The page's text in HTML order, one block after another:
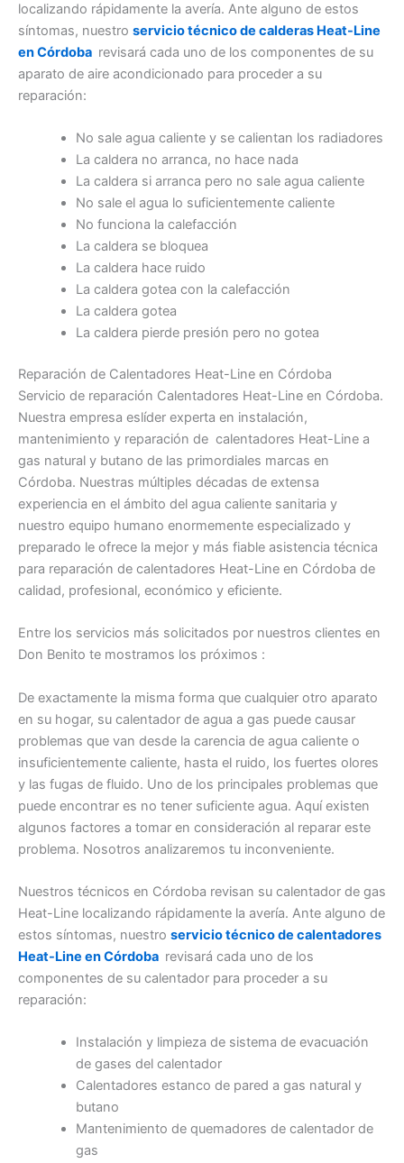
localizando rápidamente la avería. Ante alguno de estos
síntomas, nuestro servicio técnico de calderas Heat-Line
en Córdoba revisará cada uno de los componentes de su
aparato de aire acondicionado para proceder a su
reparación:
No sale agua caliente y se calientan los radiadores
La caldera no arranca, no hace nada
La caldera si arranca pero no sale agua caliente
No sale el agua lo suficientemente caliente
No funciona la calefacción
La caldera se bloquea
La caldera hace ruido
La caldera gotea con la calefacción
La caldera gotea
La caldera pierde presión pero no gotea
Reparación de Calentadores Heat-Line en Córdoba
Servicio de reparación Calentadores Heat-Line en Córdoba.
Nuestra empresa eslíder experta en instalación,
mantenimiento y reparación de calentadores Heat-Line a
gas natural y butano de las primordiales marcas en
Córdoba. Nuestras múltiples décadas de extensa
experiencia en el ámbito del agua caliente sanitaria y
nuestro equipo humano enormemente especializado y
preparado le ofrece la mejor y más fiable asistencia técnica
para reparación de calentadores Heat-Line en Córdoba de
calidad, profesional, económico y eficiente.
Entre los servicios más solicitados por nuestros clientes en
Don Benito te mostramos los próximos :
De exactamente la misma forma que cualquier otro aparato
en su hogar, su calentador de agua a gas puede causar
problemas que van desde la carencia de agua caliente o
insuficientemente caliente, hasta el ruido, los fuertes olores
y las fugas de fluido. Uno de los principales problemas que
puede encontrar es no tener suficiente agua. Aquí existen
algunos factores a tomar en consideración al reparar este
problema. Nosotros analizaremos tu inconveniente.
Nuestros técnicos en Córdoba revisan su calentador de gas
Heat-Line localizando rápidamente la avería. Ante alguno de
estos síntomas, nuestro servicio técnico de calentadores
Heat-Line en Córdoba revisará cada uno de los
componentes de su calentador para proceder a su
reparación:
Instalación y limpieza de sistema de evacuación
de gases del calentador
Calentadores estanco de pared a gas natural y
butano
Mantenimiento de quemadores de calentador de
gas